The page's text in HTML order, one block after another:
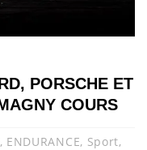
PORSCHE ET
COURS
, ENDURANCE, Sport,